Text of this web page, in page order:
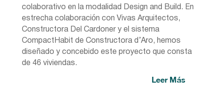
colaborativo en la modalidad Design and Build. En
estrecha colaboración con Vivas Arquitectos,
Constructora Del Cardoner y el sistema
CompactHabit de Constructora d’Aro, hemos
diseñado y concebido este proyecto que consta
de 46 viviendas.
Leer Más